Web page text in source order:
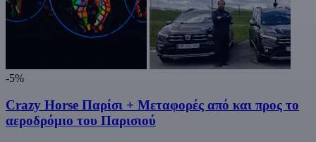
-5%
Crazy Horse Παρίσι + Μεταφορές από και προς το
αεροδρόμιο του Παρισιού